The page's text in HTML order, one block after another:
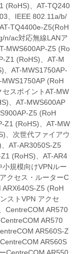
(RoHS)、AT-TQ240
、IEEE 802.11a/b/
TQ4400e-Z5(RoH
ac対応無線LANア
MWS600AP-Z5 (Ro
Z1 (RoHS)、AT-M
、AT-MWS1750AP-
(RoH
スポイントAT-MW
、AT-MWS600AP
Z5 (RoH
Z1 (RoHS)、AT-MW
、次世代ファイアウ
AT-AR3050S-Z5
(RoHS)、AT-AR4
規模向けVPNルー
クセス・ルーターC
Z5 (RoH
ストVPN アクセ
CentreCOM AR570
AR570
AR560S-Z
AR560S